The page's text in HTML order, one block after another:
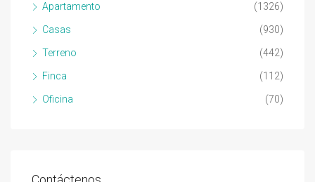
Apartamento (1326)
Casas (930)
Terreno (442)
Finca (112)
Oficina (70)